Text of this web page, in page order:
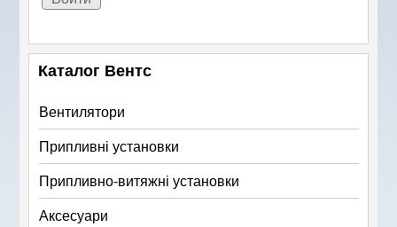
Каталог Вентс
Вентилятори
Припливні установки
Припливно-витяжні установки
Аксесуари